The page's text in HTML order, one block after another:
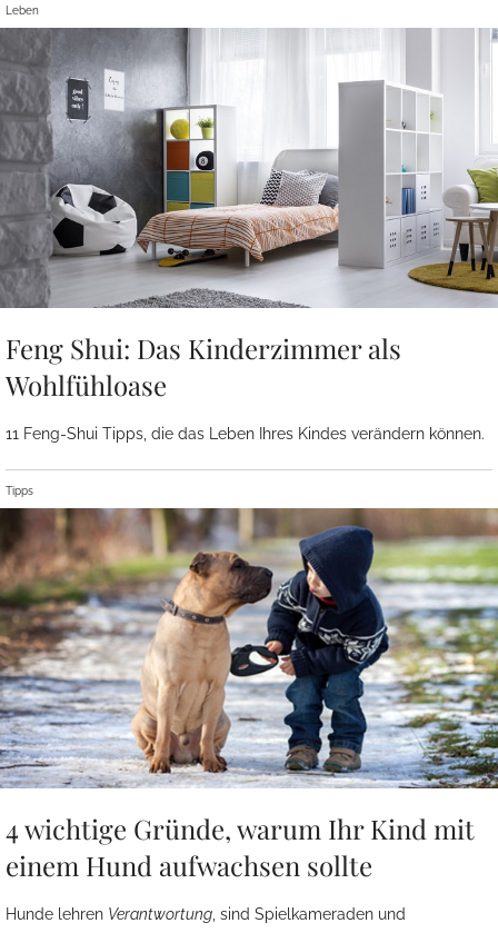
Leben
Feng Shui: Das Kinderzimmer als
Wohlfühloase
11 Feng-Shui Tipps, die das Leben Ihres Kindes verändern können.
Tipps
4 wichtige Gründe, warum Ihr Kind mit
einem Hund aufwachsen sollte
Hunde lehren Verantwortung , sind Spielkameraden und